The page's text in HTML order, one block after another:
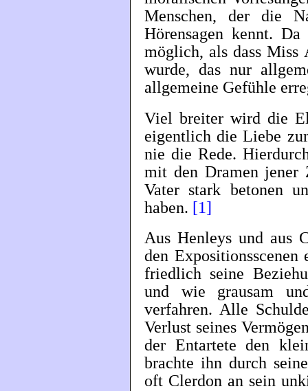
Menschen, der die
Hörensagen kennt.
möglich, als dass Miss
wurde, das nur
allgemeine Gefühle
Viel breiter wird die
eigentlich die Liebe
nie die Rede.
mit den Dramen jener
Vater stark betonen
haben. [1]
Aus Henleys und aus
den
friedlich seine
und wie grausam
verfahren. Alle
Verlust seines
der Entartete den
brachte ihn durch
oft Clerdon an sein